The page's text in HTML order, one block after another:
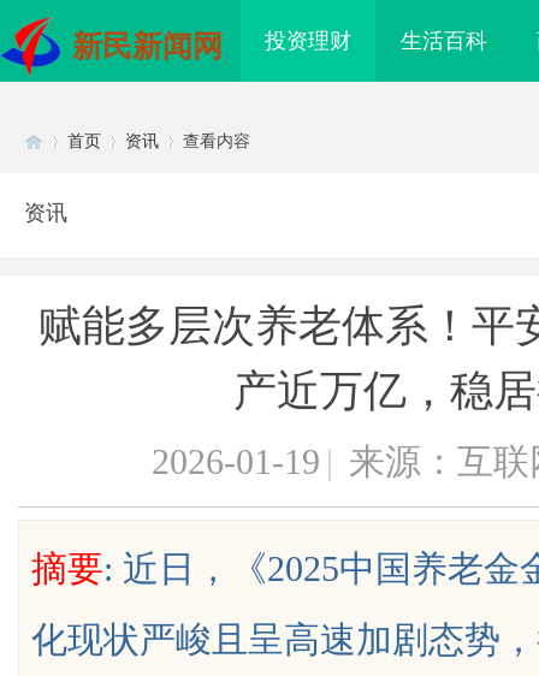
新民新闻网 投资理财 生活百科
首页 资讯 查看内容
资讯
赋能多层次养老体系！平
产近万亿，稳
2026-01-19 | 来源：互联
摘要: 近日，《2025中国养老
化现状严峻且呈高速加剧态势
么靠GEO让AI自动推 靠谱